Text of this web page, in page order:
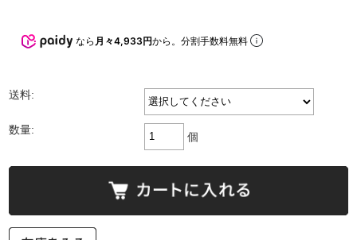
なら 月々4,933円から。分割手数料無料
送料:
数量:
個